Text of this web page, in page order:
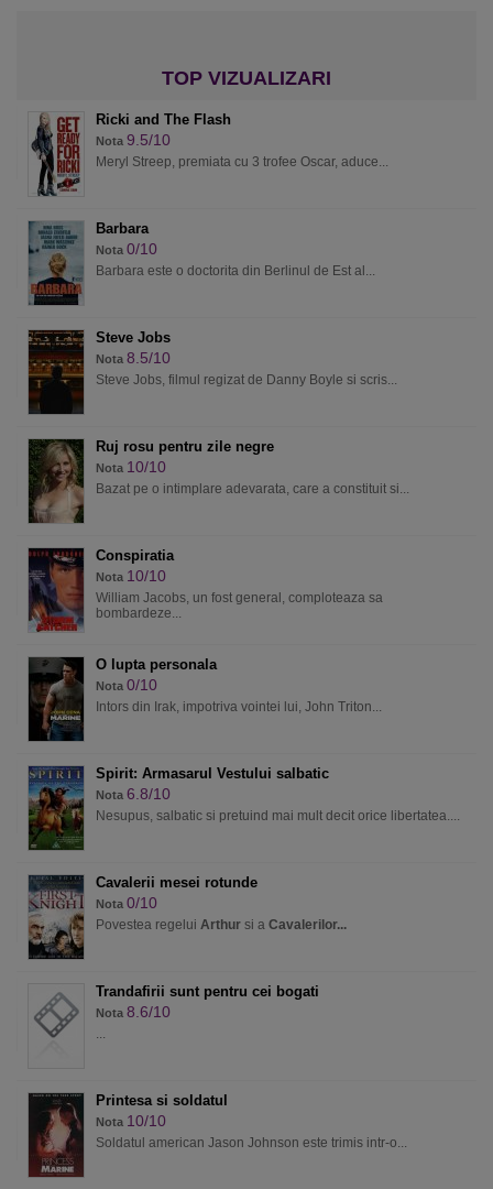
Ricki and The Flash
Nota 9.5/10
Meryl Streep, premiata cu 3 trofee Oscar, aduce...
Barbara
Nota 0/10
Barbara este o doctorita din Berlinul de Est al...
Steve Jobs
Nota 8.5/10
Steve Jobs, filmul regizat de Danny Boyle si scris...
Ruj rosu pentru zile negre
Nota 10/10
Bazat pe o intimplare adevarata, care a constituit si...
Conspiratia
Nota 10/10
William Jacobs, un fost general, comploteaza sa
bombardeze...
O lupta personala
Nota 0/10
Intors din Irak, impotriva vointei lui, John Triton...
Spirit: Armasarul Vestului salbatic
Nota 6.8/10
Nesupus, salbatic si pretuind mai mult decit orice libertatea....
Cavalerii mesei rotunde
Nota 0/10
Povestea regelui Arthur si a Cavalerilor...
Trandafirii sunt pentru cei bogati
Nota 8.6/10
...
Printesa si soldatul
Nota 10/10
Soldatul american Jason Johnson este trimis intr-o...